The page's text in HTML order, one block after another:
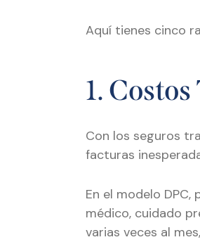
Aquí tienes cinco
1.
Con los seguros
facturas
En el modelo
médico, cuidado
varias veces al